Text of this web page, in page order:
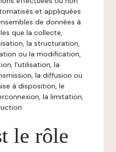
et appliquées
de données à
que la collecte,
la structuration,
ou la modification,
l'utilisation, la
la diffusion ou
à disposition, le
la limitation,
le rôle